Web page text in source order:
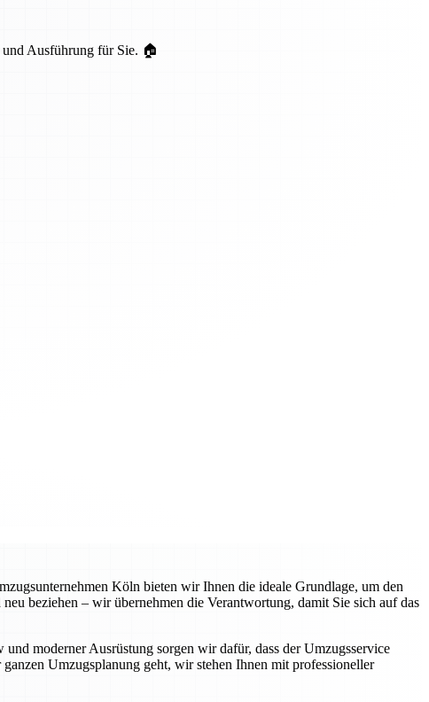
Ausführung für Sie. 🏠
Köln bieten wir Ihnen die ideale Grundlage, um den
beziehen – wir übernehmen die Verantwortung, damit Sie sich auf das
moderner Ausrüstung sorgen wir dafür, dass der Umzugsservice
Umzugsplanung geht, wir stehen Ihnen mit professioneller